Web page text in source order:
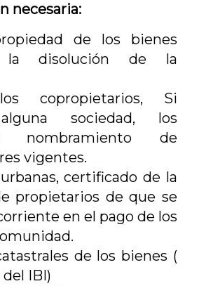
necesaria:
de los bienes
disolución de la
copropietarios, Si
sociedad, los
nombramiento de
vigentes.
certificado de la
propietarios de que se
en el pago de los
de los bienes (
IBI)